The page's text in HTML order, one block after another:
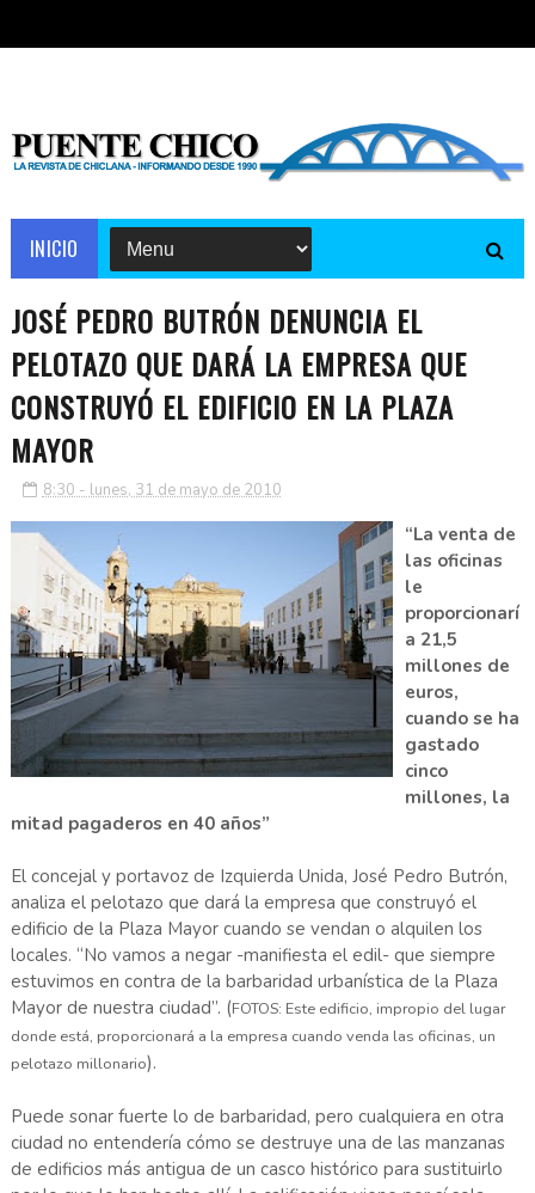
INICIO
JOSÉ PEDRO BUTRÓN DENUNCIA EL
PELOTAZO QUE DARÁ LA EMPRESA QUE
CONSTRUYÓ EL EDIFICIO EN LA PLAZA
MAYOR
8:30 - lunes, 31 de mayo de 2010
“La venta de
las oficinas
le
proporcionarí
a 21,5
millones de
euros,
cuando se ha
gastado
cinco
millones, la
mitad pagaderos en 40 años”
El concejal y portavoz de Izquierda Unida, José Pedro Butrón,
analiza el pelotazo que dará la empresa que construyó el
edificio de la Plaza Mayor cuando se vendan o alquilen los
locales. “No vamos a negar -manifiesta el edil- que siempre
estuvimos en contra de la barbaridad urbanística de la Plaza
Mayor de nuestra ciudad”. (FOTOS: Este edificio, impropio del lugar
donde está, proporcionará a la empresa cuando venda las oficinas, un
pelotazo millonario).
Puede sonar fuerte lo de barbaridad, pero cualquiera en otra
ciudad no entendería cómo se destruye una de las manzanas
de edificios más antigua de un casco histórico para sustituirlo